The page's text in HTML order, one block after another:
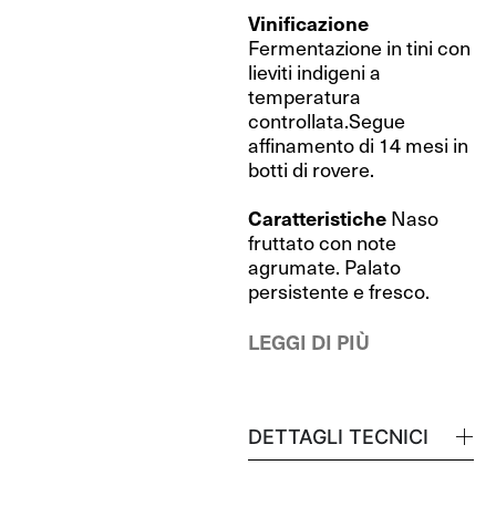
Vinificazione
Fermentazione in tini con
lieviti indigeni a
temperatura
controllata.Segue
affinamento di 14 mesi in
botti di rovere.
Caratteristiche Naso
fruttato con note
agrumate. Palato
persistente e fresco.
LEGGI DI PIÙ
DETTAGLI TECNICI